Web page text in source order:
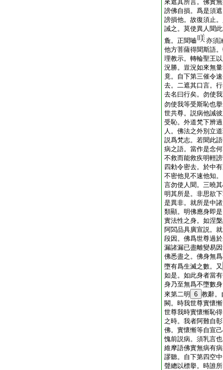
來遮其所言。佛實
謗佛自損。爲是須
謗損他。故復須止
誡之。莫使異人聞
麁。正聞嚙
亦須
他方菩薩得聞斯語
理教示。轉輪聖王
況勝。豈況如來無
竟。自下第三催令
去。二遮其口言。
去名曰行矣。勿使
勿使我等受斯恥也
世共尊。説病他誡
受恥。外道梵下辨
人。佛法之外別立
説爲梵志。若聞此
病之語。當作是念
不救而能救疾明輕
四勅令密去。於中
不密他見不速他知
言勿使人聞。三曉
明其所是。非思欲
是異非。就所是中
類顯。明佛應身即
實法性之身。如涅
阿閦品具廣宣説。
段因。佛爲世尊過
漏諸漏已盡離變易
佛悉盡之。佛身無
墮有爲生滅之數。又
如是。如此身者當
身乃至無爲不墮數
來第二明
6 教辭。
闕。時我世尊實懷
世尊我時實懷慚恥
之時。我者阿難自
佛。實懷慚等自宣
愧前説病。須乳言
維摩語佛實無病有
謬聽。自下第四空
聲總以標擧。時誰